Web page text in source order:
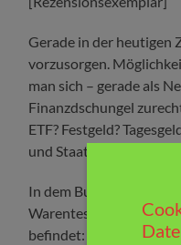
Gerade in der heutigen
vorzusorgen.
man sich – gerade als
Finanzdschungel
ETF? Festgeld?
und Staatsanleihen?
In dem Buch
Warentest wird man
befindet: am Anfang.